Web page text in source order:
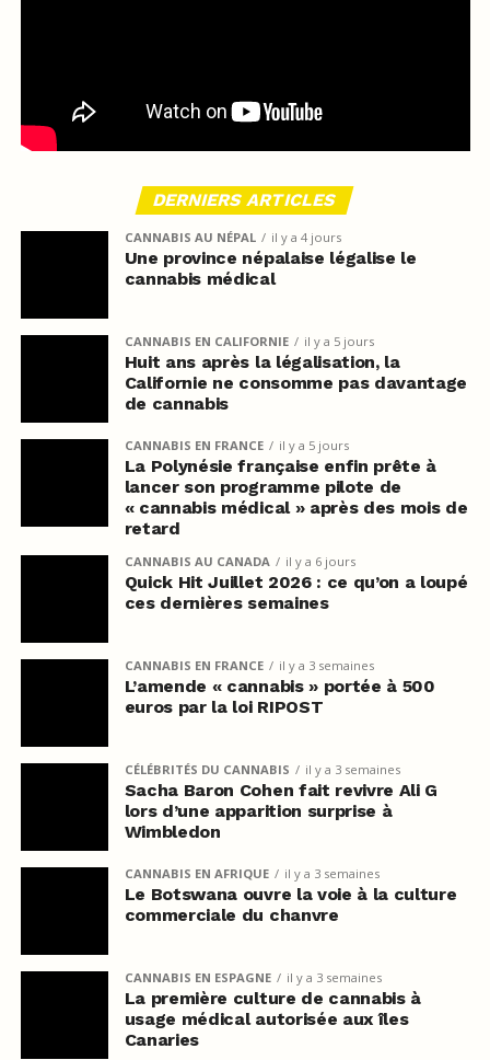
DERNIERS ARTICLES
CANNABIS AU NÉPAL il y a 4 jours
Une province népalaise légalise le
cannabis médical
CANNABIS EN CALIFORNIE il y a 5 jours
Huit ans après la légalisation, la
Californie ne consomme pas davantage
de cannabis
CANNABIS EN FRANCE il y a 5 jours
La Polynésie française enfin prête à
lancer son programme pilote de
« cannabis médical » après des mois de
retard
CANNABIS AU CANADA il y a 6 jours
Quick Hit Juillet 2026 : ce qu’on a loupé
ces dernières semaines
CANNABIS EN FRANCE il y a 3 semaines
L’amende « cannabis » portée à 500
euros par la loi RIPOST
CÉLÉBRITÉS DU CANNABIS il y a 3 semaines
Sacha Baron Cohen fait revivre Ali G
lors d’une apparition surprise à
Wimbledon
CANNABIS EN AFRIQUE il y a 3 semaines
Le Botswana ouvre la voie à la culture
commerciale du chanvre
CANNABIS EN ESPAGNE il y a 3 semaines
La première culture de cannabis à
usage médical autorisée aux îles
Canaries